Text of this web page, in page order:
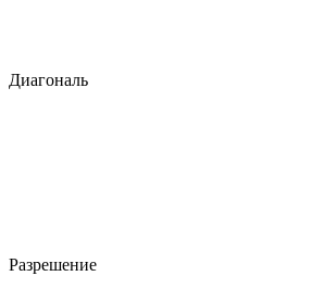
Диагональ
Разрешение